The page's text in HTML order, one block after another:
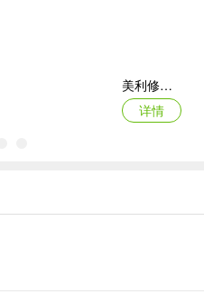
美利修图P图app
详情
球球相册